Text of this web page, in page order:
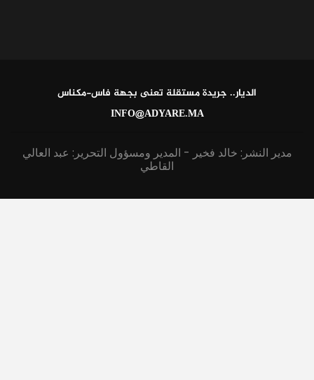
الديار.. جريدة مستقلة تعنى بجهة فاس-مكناس
INFO@ADYARE.MA
مدير النشر: خالد فخير - المدير ومسؤول التحرير: عبد العالي
القاطي